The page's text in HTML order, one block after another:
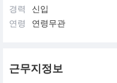
경력
신입
연령
연령무관
근무지정보